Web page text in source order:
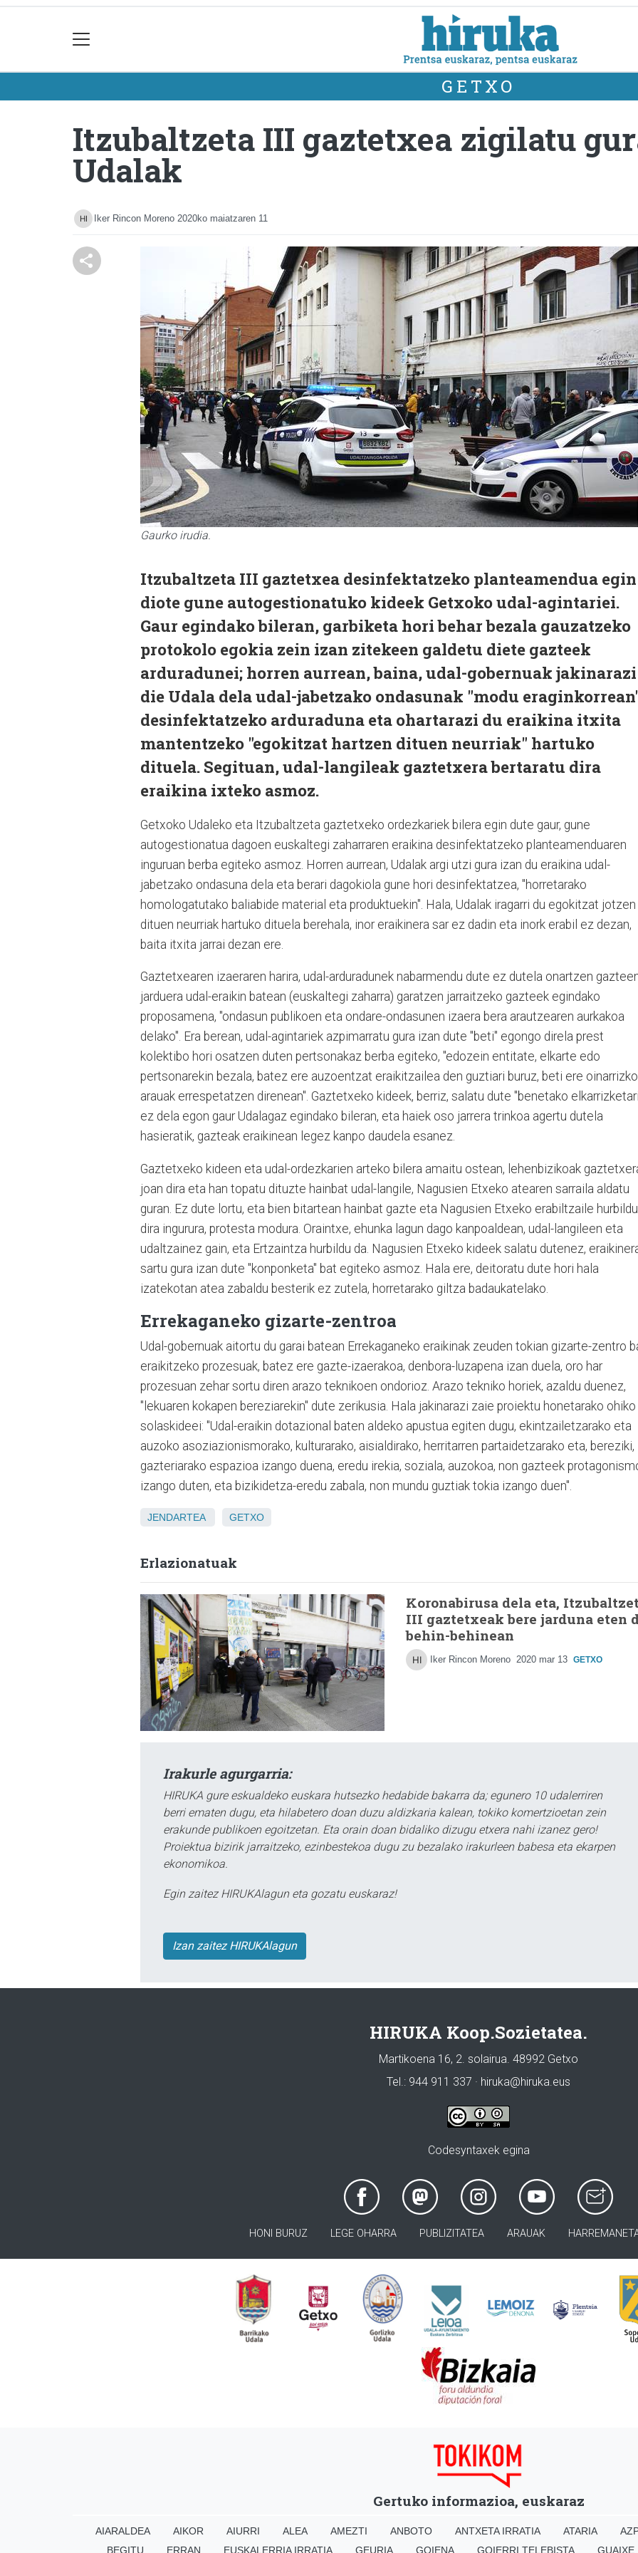
GETXO
Itzubaltzeta III gaztetxea zigilatu
Udalak
Iker Rincon Moreno 2020ko maiatzaren 11
Gaurko irudia.
Itzubaltzeta III gaztetxea desinfektatzeko planteamendua egin
diote gune autogestionatuko kideek Getxoko udal-agintariei.
Gaur egindako bileran, garbiketa hori behar bezala gauzatzeko
protokolo egokia zein izan zitekeen galdetu diete gazteek
arduradunei; horren aurrean, baina, udal-gobernuak jakinarazi
die Udala dela udal-jabetzako ondasunak "modu
desinfektatzeko arduraduna eta ohartarazi du eraikina itxita
mantentzeko "egokitzat hartzen dituen neurriak" hartuko
dituela. Segituan, udal-langileak gaztetxera bertaratu dira
eraikina ixteko asmoz.
Getxoko Udaleko eta Itzubaltzeta gaztetxeko ordezkariek bilera egin dute gaur, gune
autogestionatua dagoen euskaltegi zaharraren eraikina desinfektatzeko planteamenduaren
inguruan berba egiteko asmoz. Horren aurrean, Udalak argi utzi gura izan du eraikina udal-
jabetzako ondasuna dela eta berari dagokiola gune hori desinfektatzea, "horretarako
homologatutako baliabide material eta produktuekin". Hala, Udalak iragarri du egokitzat jotzen
dituen neurriak hartuko dituela berehala, inor eraikinera sar ez dadin eta inork erabil ez dezan,
baita itxita jarrai dezan ere.
Gaztetxearen izaeraren harira, udal-arduradunek nabarmendu dute ez dutela onartzen
jarduera udal-eraikin batean (euskaltegi zaharra) garatzen jarraitzeko gazteek egindako
proposamena, "ondasun publikoen eta ondare-ondasunen izaera bera arautzearen aurkakoa
delako". Era berean, udal-agintariek azpimarratu gura izan dute "beti" egongo direla prest
kolektibo hori osatzen duten pertsonakaz berba egiteko, "edozein entitate, elkarte edo
pertsonarekin bezala, batez ere auzoentzat eraikitzailea den guztiari buruz, beti ere oinarrizko
arauak errespetatzen direnean". Gaztetxeko kideek, berriz, salatu dute "benetako
ez dela egon gaur Udalagaz egindako bileran, eta haiek oso jarrera trinkoa agertu dutela
hasieratik, gazteak eraikinean legez kanpo daudela esanez.
Gaztetxeko kideen eta udal-ordezkarien arteko bilera amaitu ostean, lehenbizikoak
joan dira eta han topatu dituzte hainbat udal-langile, Nagusien Etxeko atearen sarraila aldatu
guran. Ez dute lortu, eta bien bitartean hainbat gazte eta Nagusien Etxeko erabiltzaile hurbildu
dira ingurura, protesta modura. Oraintxe, ehunka lagun dago kanpoaldean, udal-langileen eta
udaltzainez gain, eta Ertzaintza hurbildu da. Nagusien Etxeko kideek salatu dutenez,
sartu gura izan dute "konponketa" bat egiteko asmoz. Hala ere, deitoratu dute hori hala
izatekotan atea zabaldu besterik ez zutela, horretarako giltza badaukatelako.
Errekaganeko gizarte-zentroa
Udal-gobernuak aitortu du garai batean Errekaganeko eraikinak zeuden tokian gizarte-zentro
eraikitzeko prozesuak, batez ere gazte-izaerakoa, denbora-luzapena izan duela, oro har
prozesuan zehar sortu diren arazo teknikoen ondorioz. Arazo tekniko horiek, azaldu duenez,
"lekuaren kokapen bereziarekin" dute zerikusia. Hala jakinarazi zaie proiektu honetarako ohiko
solaskideei: "Udal-eraikin dotazional baten aldeko apustua egiten dugu, ekintzailetzarako eta
auzoko asoziazionismorako, kulturarako, aisialdirako, herritarren partaidetzarako eta, bereziki,
gazteriarako espazioa izango duena, eredu irekia, soziala, auzokoa, non gazteek
izango duten, eta bizikidetza-eredu zabala, non mundu guztiak tokia izango duen".
JENDARTEA GETXO
Erlazionatuak
Koronabirusa dela eta,
III gaztetxeak bere jarduna eten
behin-behinean
Iker Rincon Moreno 2020 mar 13 GETXO
Irakurle agurgarria:
HIRUKA gure eskualdeko euskara hutsezko hedabide bakarra da; egunero 10 udalerriren
berri ematen dugu, eta hilabetero doan duzu aldizkaria kalean, tokiko komertzioetan zein
erakunde publikoen egoitzetan. Eta orain doan bidaliko dizugu etxera nahi izanez gero!
Proiektua bizirik jarraitzeko, ezinbestekoa dugu zu bezalako irakurleen babesa eta ekarpen
ekonomikoa.
Egin zaitez HIRUKAlagun eta gozatu euskaraz!
Izan zaitez HIRUKAlagun
HIRUKA Koop.Sozietatea.
Martikoena 16, 2. solairua. 48992 Getxo
Tel.: 944 911 337 · hiruka@hiruka.eus
Codesyntaxek egina
HONI BURUZ LEGE OHARRA PUBLIZITATEA ARAUAK
Gertuko informazioa, euskaraz
AIARALDEA AIKOR AIURRI ALEA AMEZTI ANBOTO ANTXETA IRRATIA ATARIA
BEGITU
ERRAN EUSKALERRIA IRRATIA GEURIA GOIENA GOIERRI TELEBISTA GUAIXE